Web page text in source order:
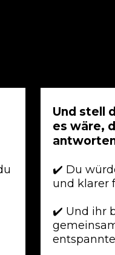
Und stell
es wäre,
✔️ Du
und klarer
✔️ Und ihr